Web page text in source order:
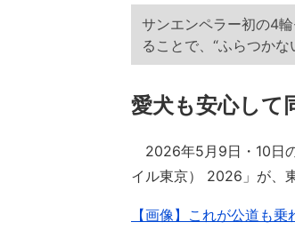
サンエンペラー初の4
ることで、“ふらつかな
愛犬も安心して
2026年5月9日・10日
イル東京） 2026」が、
【画像】これが公道も